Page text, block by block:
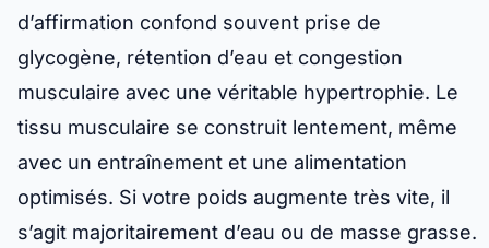
d’affirmation confond souvent prise de
glycogène, rétention d’eau et congestion
musculaire avec une véritable hypertrophie. Le
tissu musculaire se construit lentement, même
avec un entraînement et une alimentation
optimisés. Si votre poids augmente très vite, il
s’agit majoritairement d’eau ou de masse grasse.